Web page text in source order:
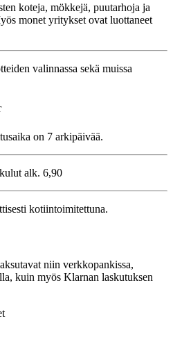
koteja, mökkejä, puutarhoja ja
monet yritykset ovat luottaneet
valinnassa sekä muissa
on 7 arkipäivää.
alk. 6,90
kotiintoimitettuna.
niin verkkopankissa,
kuin myös Klarnan laskutuksen